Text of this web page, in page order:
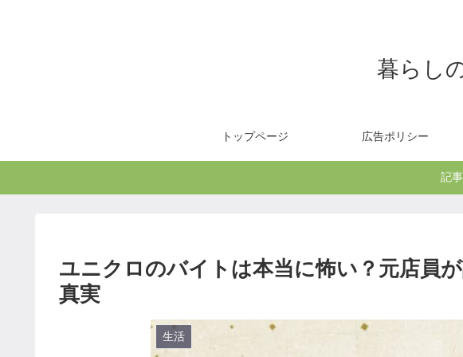
暮らし
トップページ 広告ポリシー
記
ユニクロのバイトは本当に怖い？元店員
真実
生活